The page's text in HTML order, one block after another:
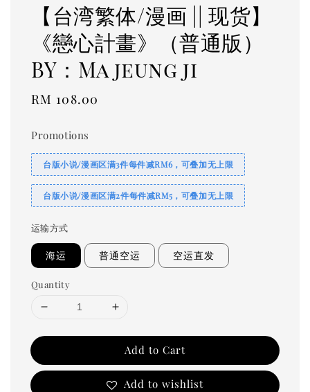
【台湾繁体/漫画 || 现货】
《戀心計畫》（普通版）
BY：Ma jeung ji
Regular
RM 108.00
Promotions
台版小说/漫画区满3件每件减RM6，可叠加无上限
台版小说/漫画区满2件每件减RM5，可叠加无上限
运输方式
海运 普通空运 空运直发
Quantity
Add to Cart
Add to wishlist